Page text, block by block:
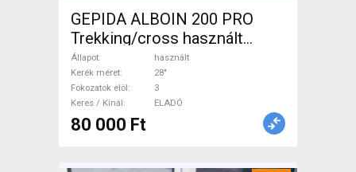
GEPIDA ALBOIN 200 PRO
Trekking/cross használt
ELADÓ
Állapot
használt
Kerék méret
28"
Fokozatok elöl
3
Keres / Kínál
ELADÓ
80 000 Ft